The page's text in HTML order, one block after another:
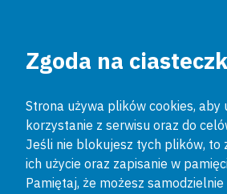
Zgoda na
Strona używa plików cookies, aby
korzystanie z serwisu oraz do
Jeśli nie blokujesz tych plików, to
ich użycie oraz zapisanie w
Pamiętaj, że możesz